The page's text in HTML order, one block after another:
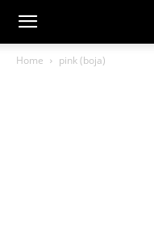
Dragana
Home pink (boja)